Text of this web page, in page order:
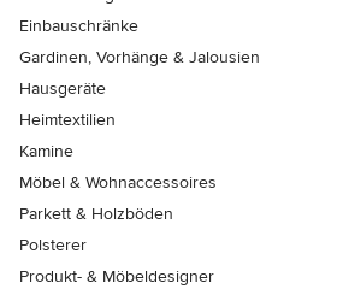
Einbauschränke
Gardinen, Vorhänge & Jalousien
Hausgeräte
Heimtextilien
Kamine
Möbel & Wohnaccessoires
Parkett & Holzböden
Polsterer
Produkt- & Möbeldesigner